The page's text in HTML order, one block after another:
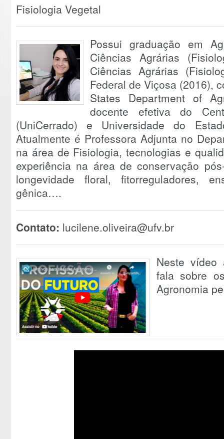
Fisiologia Vegetal
Possui graduação em
Ciências Agrárias
Ciências Agrárias
Federal de Viçosa (2016),
States Department of
docente efetiva do
(UniCerrado) e Universidade do
Atualmente é Professora Adjunta no
na área de Fisiologia, tecnologias e
experiência na área de conservação
longevidade floral, fitorreguladores,
gênica….
Contato: lucilene.oliveira@ufv.br
Neste vídeo
fala sobre
Agronomia